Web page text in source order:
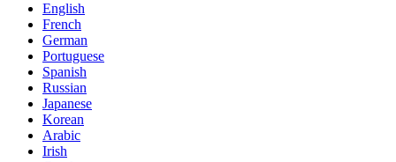
English
French
German
Portuguese
Spanish
Russian
Japanese
Korean
Arabic
Irish